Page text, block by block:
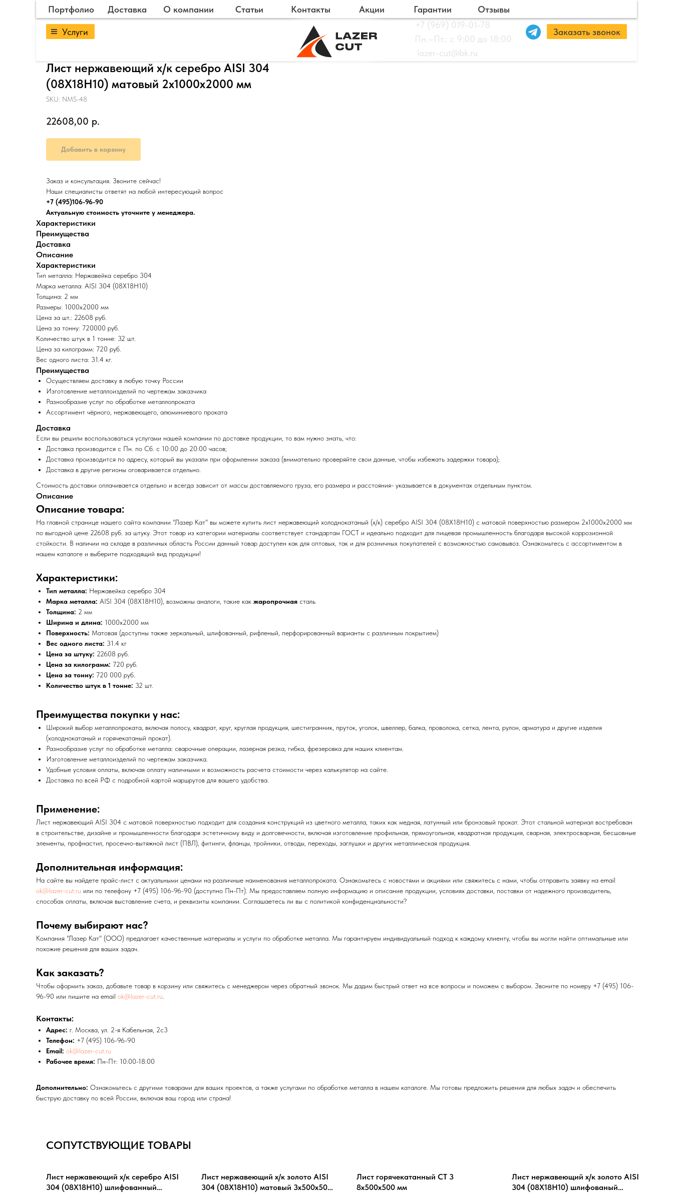
Заказать звонок
Портфолио Доставка О компании Статьи
Контакты
+7 (969) 019-01-78
Пн.–Пт.: с 9:00 до 18:00
Услуги
Акции Гарантии
lazer-cut@bk.ru
Отзывы
Лист нержавеющий х/к серебро AISI 304
(08Х18Н10) матовый 2х1000х2000 мм
SKU: NMS-48
22608,00 р.
Добавить в корзину
Заказ и консультация. Звоните сейчас!
Наши специалисты ответят на любой интересующий вопрос
+7 (495)106-96-90
Актуальную стоимость уточните у менеджера.
Характеристики
Преимущества
Доставка
Описание
Характеристики
Тип металла: Нержавейка серебро 304
Марка металла: AISI 304 (08Х18Н10)
Толщина: 2 мм
Размеры: 1000х2000 мм
Цена за шт.: 22608 руб.
Цена за тонну: 720000 руб.
Количество штук в 1 тонне: 32 шт.
Цена за килограмм: 720 руб.
Вес одного листа: 31.4 кг.
Преимущества
Осуществляем доставку в любую точку России
Изготовление металлоизделий по чертежам заказчика
Разнообразие услуг по обработке металлопроката
Ассортимент чёрного, нержавеющего, алюминиевого проката
Доставка
Если вы решили воспользоваться услугами нашей компании по доставке продукции, то вам нужно знать, что:
Доставка производится с Пн. по Сб. с 10:00 до 20:00 часов;
Доставка производится по адресу, который вы указали при оформлении заказа (внимательно проверяйте свои данные, чтобы избежать задержки товара);
Доставка в другие регионы оговаривается отдельно.
Стоимость доставки оплачивается отдельно и всегда зависит от массы доставляемого груза, его размера и расстояния- указывается в документах отдельным пунктом.
Описание
Описание товара:
На главной странице нашего сайта компании "Лазер Кат" вы можете купить лист нержавеющий холоднокатаный (х/к) серебро AISI 304 (08Х18Н10) с матовой поверхностью размером 2х1000х2000 мм
по выгодной цене 22608 руб. за штуку. Этот товар из категории материалы соответствует стандартам ГОСТ и идеально подходит для пищевая промышленность благодаря высокой коррозионной
стойкости. В наличии на складе в различных область России данный товар доступен как для оптовых, так и для розничных покупателей с возможностью самовывоз. Ознакомьтесь с ассортиментом в
нашем каталоге и выберите подходящий вид продукции!
Характеристики:
Тип металла: Нержавейка серебро 304
Марка металла: AISI 304 (08Х18Н10), возможны аналоги, такие как жаропрочная сталь
Толщина: 2 мм
Ширина и длина: 1000х2000 мм
Поверхность: Матовая (доступны также зеркальный, шлифованный, рифленый, перфорированный варианты с различным покрытием)
Вес одного листа: 31.4 кг
Цена за штуку: 22608 руб.
Цена за килограмм: 720 руб.
Цена за тонну: 720 000 руб.
Количество штук в 1 тонне: 32 шт.
Преимущества покупки у нас:
Широкий выбор металлопроката, включая полосу, квадрат, круг, круглая продукция, шестигранник, пруток, уголок, швеллер, балка, проволока, сетка, лента, рулон, арматура и другие изделия
(холоднокатаный и горячекатаный прокат).
Разнообразие услуг по обработке металла: сварочные операции, лазерная резка, гибка, фрезеровка для наших клиентам.
Изготовление металлоизделий по чертежам заказчика.
Удобные условия оплаты, включая оплату наличными и возможность расчета стоимости через калькулятор на сайте.
Доставка по всей РФ с подробной картой маршрутов для вашего удобства.
Применение:
Лист нержавеющий AISI 304 с матовой поверхностью подходит для создания конструкций из цветного металла, таких как медная, латунный или бронзовый прокат. Этот стальной материал востребован
в строительстве, дизайне и промышленности благодаря эстетичному виду и долговечности, включая изготовление профильная, прямоугольная, квадратная продукция, сварная, электросварная, бесшовные
элементы, профнастил, просечно-вытяжной лист (ПВЛ), фитинги, фланцы, тройники, отводы, переходы, заглушки и других металлическая продукция.
Дополнительная информация:
На сайте вы найдете прайс-лист с актуальными ценами на различные наименования металлопроката. Ознакомьтесь с новостями и акциями или свяжитесь с нами, чтобы отправить заявку на email
ok@lazer-cut.ru или по телефону +7 (495) 106-96-90 (доступно Пн-Пт). Мы предоставляем полную информацию и описание продукции, условиях доставки, поставки от надежного производитель,
способах оплаты, включая выставление счета, и реквизиты компании. Соглашаетесь ли вы с политикой конфиденциальности?
Почему выбирают нас?
Компания "Лазер Кат" (ООО) предлагает качественные материалы и услуги по обработке металла. Мы гарантируем индивидуальный подход к каждому клиенту, чтобы вы могли найти оптимальные или
похожие решения для ваших задач.
Как заказать?
Чтобы оформить заказ, добавьте товар в корзину или свяжитесь с менеджером через обратный звонок. Мы дадим быстрый ответ на все вопросы и поможем с выбором. Звоните по номеру +7 (495) 106-
96-90 или пишите на email ok@lazer-cut.ru
Контакты:
Адрес: г. Москва, ул. 2-я Кабельная, 2с3
Телефон: +7 (495) 106-96-90
Email: ok@lazer-cut.ru
Рабочее время: Пн-Пт: 10:00-18:00
Дополнительно: Ознакомьтесь с другими товарами для ваших проектов, а также услугами по обработке металла в нашем каталоге. Мы готовы предложить решения для любых задач и обеспечить
быструю доставку по всей России, включая ваш город или страна!
СОПУТСТВУЮЩИЕ ТОВАРЫ
Лист нержавеющий х/к серебро AISI
304 (08Х18Н10) шлифованный
Лист нержавеющий х/к золото AISI
304 (08Х18Н10) матовый 3х500х500
Лист горячекатанный СТ 3
8х500х500 мм
Лист нержавеющий х/к золото AISI
304 (08Х18Н10) шлифованый